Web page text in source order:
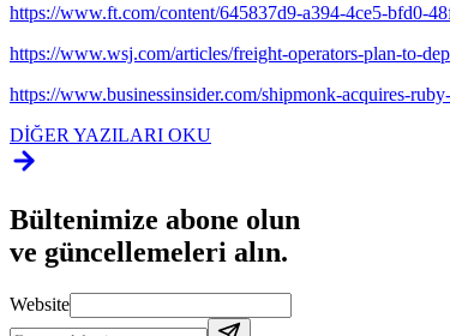
https://www.ft.com/content/645837d9-a394-4ce5-bfd0-
https://www.wsj.com/articles/freight-operators-plan-to-
https://www.businessinsider.com/shipmonk-acquires-
DİĞER YAZILARI OKU
Bültenimize abone olun
ve güncellemeleri alın.
Website